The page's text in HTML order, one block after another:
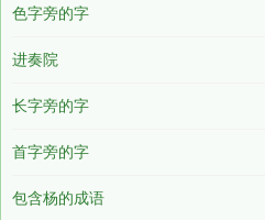
色字旁的字
进奏院
长字旁的字
首字旁的字
包含杨的成语